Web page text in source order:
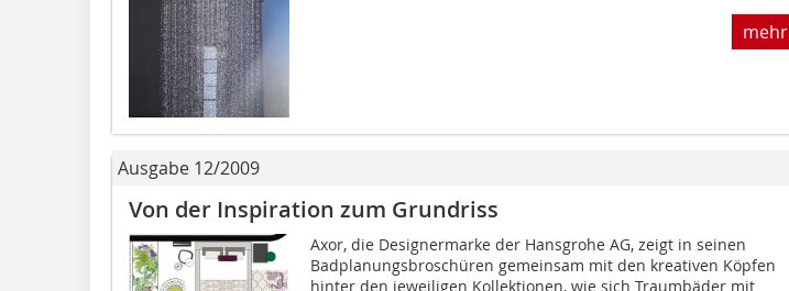
mehr
Ausgabe 12/2009
Von der Inspiration zum Grundriss
Axor, die Designermarke der Hansgrohe AG, zeigt in seinen
Badplanungsbroschüren gemeinsam mit den kreativen Köpfen
hinter den jeweiligen Kollektionen, wie sich Traumbäder mit